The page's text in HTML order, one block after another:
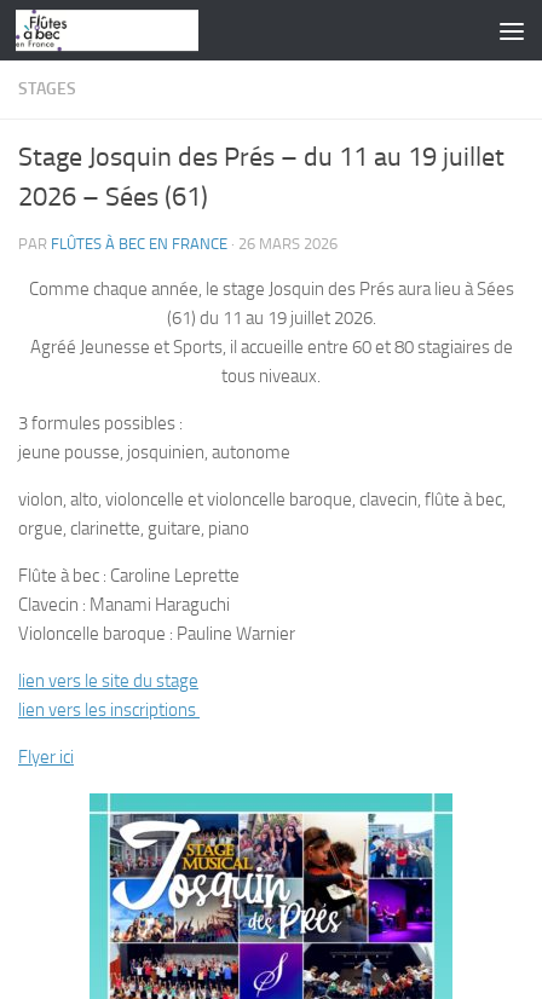
Skip to content
STAGES
Stage Josquin des Prés – du 11 au 19 juillet
2026 – Sées (61)
PAR FLÛTES À BEC EN FRANCE · 26 MARS 2026
Comme chaque année, le stage Josquin des Prés aura lieu à Sées
(61) du 11 au 19 juillet 2026.
Agréé Jeunesse et Sports, il accueille entre 60 et 80 stagiaires de
tous niveaux.
3 formules possibles :
jeune pousse, josquinien, autonome
violon, alto, violoncelle et violoncelle baroque, clavecin, flûte à bec,
orgue, clarinette, guitare, piano
Flûte à bec : Caroline Leprette
Clavecin : Manami Haraguchi
Violoncelle baroque : Pauline Warnier
lien vers le site du stage
lien vers les inscriptions
Flyer ici